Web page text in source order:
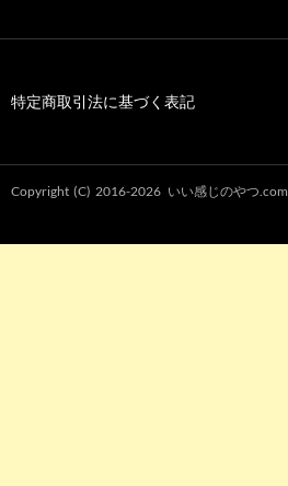
特定商取引法に基づく表記
Copyright (C) 2016-2026 いい感じのやつ.com